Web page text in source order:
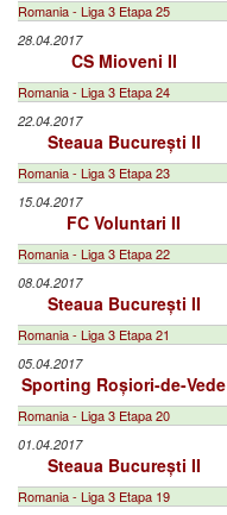
Romania - Liga 3 Etapa 25
28.04.2017
CS Mioveni II
Romania - Liga 3 Etapa 24
22.04.2017
Steaua București II
Romania - Liga 3 Etapa 23
15.04.2017
FC Voluntari II
Romania - Liga 3 Etapa 22
08.04.2017
Steaua București II
Romania - Liga 3 Etapa 21
05.04.2017
Sporting Roșiori-de-Vede
Romania - Liga 3 Etapa 20
01.04.2017
Steaua București II
Romania - Liga 3 Etapa 19